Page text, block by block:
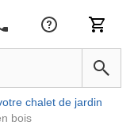
chalet de jardin
bois